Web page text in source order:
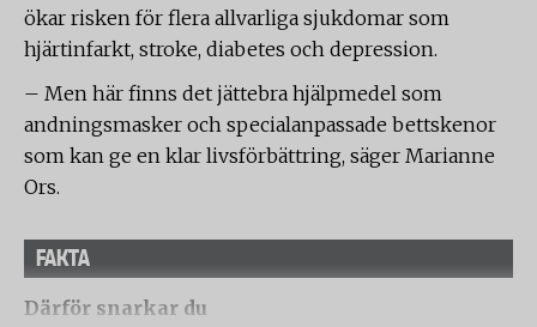
ökar risken för flera allvarliga sjukdomar som
hjärtinfarkt, stroke, diabetes och depression.
– Men här finns det jättebra hjälpmedel som
andningsmasker och specialanpassade bettskenor
som kan ge en klar livsförbättring, säger Marianne
Ors.
FAKTA
Därför snarkar du